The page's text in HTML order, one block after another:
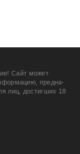
Сайт может
предна­
лиц, дости­гших 18